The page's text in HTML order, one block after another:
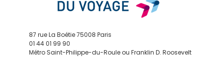
87 rue La Boétie 75008 Paris
01 44 01 99 90
Métro Saint-Philippe-du-Roule ou Franklin D. Roosevelt